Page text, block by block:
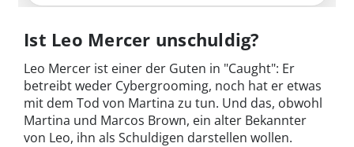
Ist Leo Mercer unschuldig?
Leo Mercer ist einer der Guten in "Caught": Er
betreibt weder Cybergrooming, noch hat er etwas
mit dem Tod von Martina zu tun. Und das, obwohl
Martina und Marcos Brown, ein alter Bekannter
von Leo, ihn als Schuldigen darstellen wollen.